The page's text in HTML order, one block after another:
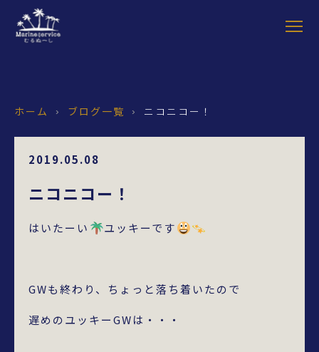
ホーム › ブログ一覧 › ニコニコー！
2019.05.08
ニコニコー！
はいたーい ユッキーです
GWも終わり、ちょっと落ち着いたので
遅めのユッキーGWは・・・